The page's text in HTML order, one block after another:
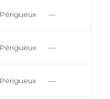
Périgueux —
Périgueux —
Périgueux —